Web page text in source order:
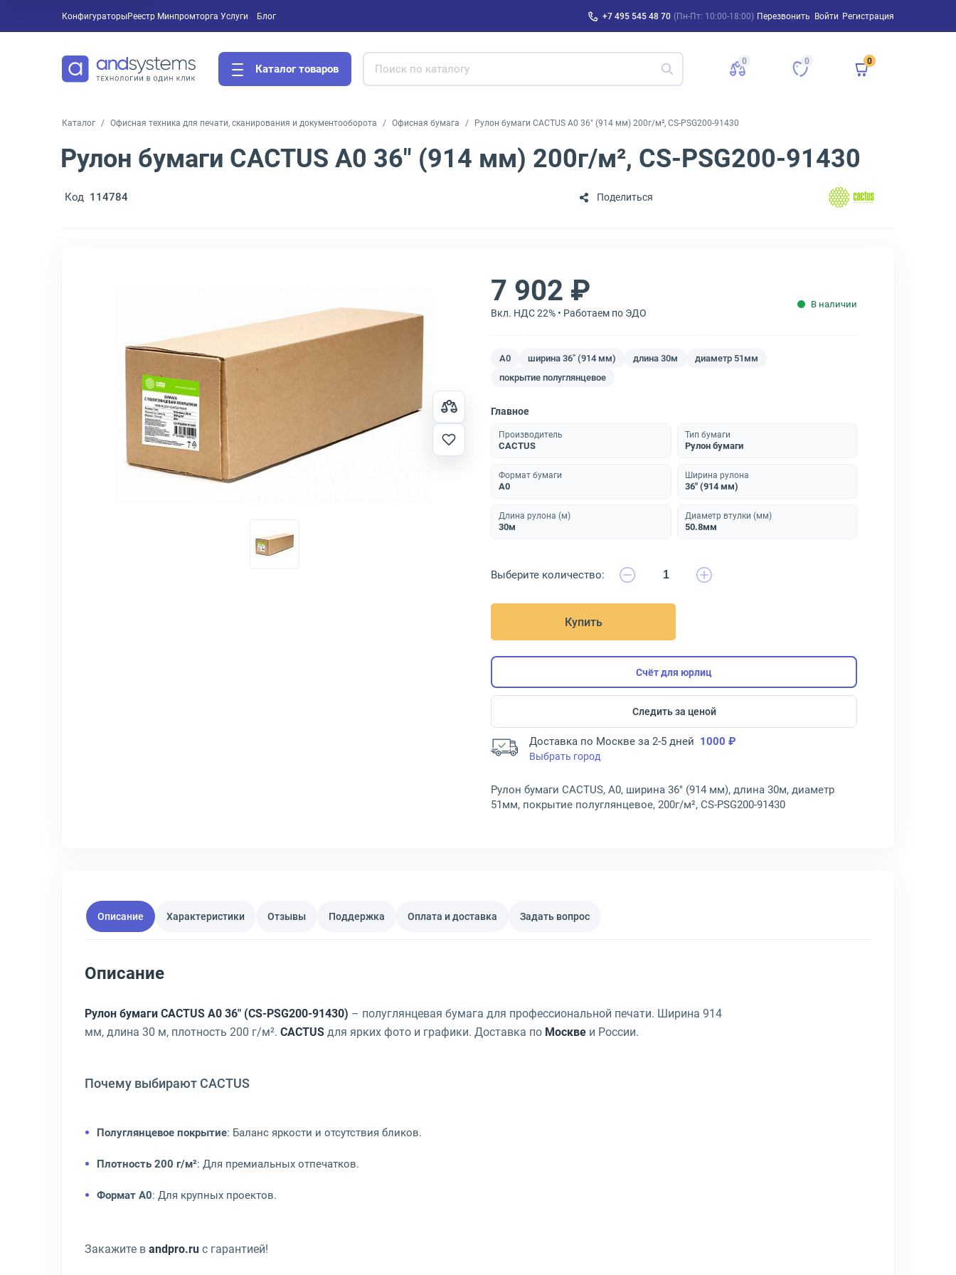
Конфигураторы Услуги
Реестр Минпромторга Блог +7 495 545 48 70 (Пн-Пт: 10:00-18:00) Перезвонить Войти Регистрация
Каталог товаров
0 0 0
Каталог Офисная техника для печати, сканирования и документооборота Офисная бумага Рулон бумаги CACTUS A0 36" (914 мм) 200г/м², CS-PSG200-91430
Рулон бумаги CACTUS A0 36" (914 мм) 200г/м², CS-PSG200-91430
Код 114784 Поделиться
7 902 ₽
Вкл. НДС 22% • Работаем по ЭДО
В наличии
A0 ширина 36" (914 мм) длина 30м
диаметр 51мм
покрытие полуглянцевое
Главное
Производитель
CACTUS
Тип бумаги
Рулон бумаги
Формат бумаги
A0
Ширина рулона
36" (914 мм)
Длина рулона (м)
30м
Диаметр втулки (мм)
50.8мм
Выберите количество:
Купить
Счёт для юрлиц
Следить за ценой
Доставка по Москве за 2-5 дней 1000 ₽
Выбрать город
Рулон бумаги CACTUS, A0, ширина 36" (914 мм), длина 30м, диаметр
51мм, покрытие полуглянцевое, 200г/м², CS-PSG200-91430
Описание Характеристики Отзывы Поддержка Оплата и доставка Задать вопрос
Описание
Рулон бумаги CACTUS A0 36" (CS-PSG200-91430) – полуглянцевая бумага для профессиональной печати. Ширина 914
мм, длина 30 м, плотность 200 г/м². CACTUS для ярких фото и графики. Доставка по Москве и России.
Почему выбирают CACTUS
Полуглянцевое покрытие: Баланс яркости и отсутствия бликов.
Плотность 200 г/м²: Для премиальных отпечатков.
Формат A0: Для крупных проектов.
Закажите в andpro.ru с гарантией!